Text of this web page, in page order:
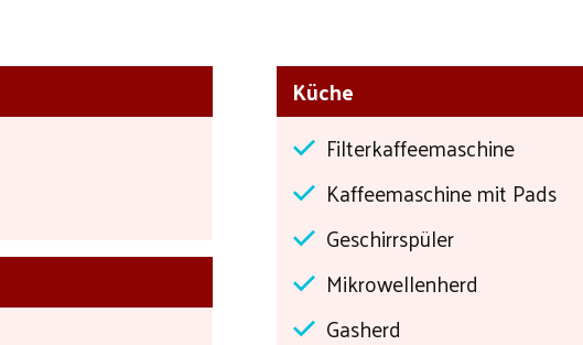
Küche
Filterkaffeemaschine
Kaffeemaschine mit Pads
Geschirrspüler
Mikrowellenherd
Gasherd